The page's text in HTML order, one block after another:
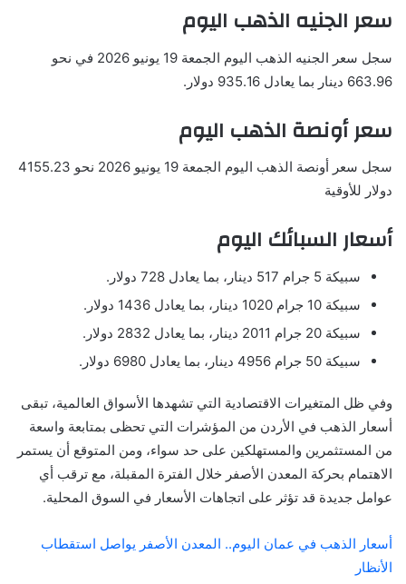
سعر الجنيه الذهب اليوم
سجل سعر الجنيه الذهب اليوم الجمعة 19 يونيو 2026 في نحو
663.96 دينار بما يعادل 935.16 دولار.
سعر أونصة الذهب اليوم
سجل سعر أونصة الذهب اليوم الجمعة 19 يونيو 2026 نحو 4155.23
دولار للأوقية
أسعار السبائك اليوم
سبيكة 5 جرام 517 دينار، بما يعادل 728 دولار.
سبيكة 10 جرام 1020 دينار، بما يعادل 1436 دولار.
سبيكة 20 جرام 2011 دينار، بما يعادل 2832 دولار.
سبيكة 50 جرام 4956 دينار، بما يعادل 6980 دولار.
وفي ظل المتغيرات الاقتصادية التي تشهدها الأسواق العالمية، تبقى
أسعار الذهب في الأردن من المؤشرات التي تحظى بمتابعة واسعة
من المستثمرين والمستهلكين على حد سواء، ومن المتوقع أن يستمر
الاهتمام بحركة المعدن الأصفر خلال الفترة المقبلة، مع ترقب أي
عوامل جديدة قد تؤثر على اتجاهات الأسعار في السوق المحلية.
أسعار الذهب في عمان اليوم.. المعدن الأصفر يواصل استقطاب
الأنظار